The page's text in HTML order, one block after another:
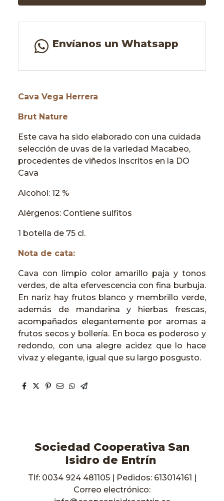
Envíanos un Whatsapp
Cava Vega Herrera
Brut Nature
Este cava ha sido elaborado con una cuidada
selección de uvas de la variedad Macabeo,
procedentes de viñedos inscritos en la DO
Cava
Alcohol: 12 %
Alérgenos: Contiene sulfitos
1 botella de 75 cl.
Nota de cata:
Cava con limpio color amarillo paja y tonos
verdes, de alta efervescencia con fina burbuja.
En nariz hay frutos blanco y membrillo verde,
además de mandarina y hierbas frescas,
acompañados elegantemente por aromas a
frutos secos y bollería. En boca es poderoso y
redondo, con una alegre acidez que lo hace
vivaz y elegante, igual que su largo posgusto.
Sociedad Cooperativa San
Isidro de Entrín
Tlf: 0034 924 481105 | Pedidos: 613014161 |
Correo electrónico: